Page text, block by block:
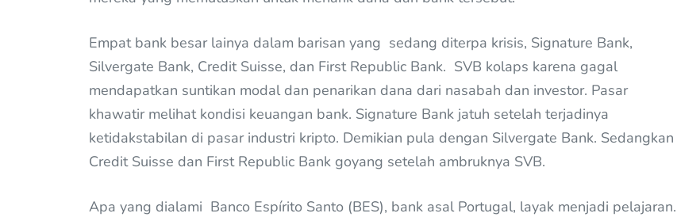
Empat bank besar lainya dalam barisan yang sedang diterpa krisis, Signature Bank,
Silvergate Bank, Credit Suisse, dan First Republic Bank. SVB kolaps karena gagal
mendapatkan suntikan modal dan penarikan dana dari nasabah dan investor. Pasar
khawatir melihat kondisi keuangan bank. Signature Bank jatuh setelah terjadinya
ketidakstabilan di pasar industri kripto. Demikian pula dengan Silvergate Bank. Sedangkan
Credit Suisse dan First Republic Bank goyang setelah ambruknya SVB.
Apa yang dialami Banco Espírito Santo (BES), bank asal Portugal, layak menjadi pelajaran.